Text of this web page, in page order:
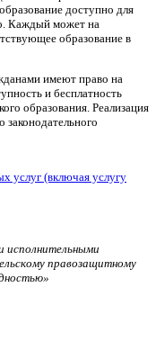
доступно для
Каждый может на
образование в
имеют право на
и бесплатность
образования. Реализация
законодательного
услуг (включая услугу
исполнительными
правозащитному